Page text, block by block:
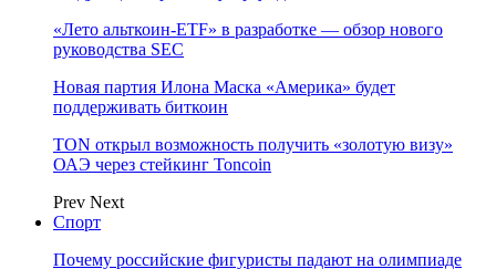
«Лето альткоин-ETF» в разработке — обзор нового
руководства SEC
Новая партия Илона Маска «Америка» будет
поддерживать биткоин
TON открыл возможность получить «золотую визу»
ОАЭ через стейкинг Toncoin
Prev Next
Спорт
Почему российские фигуристы падают на олимпиаде